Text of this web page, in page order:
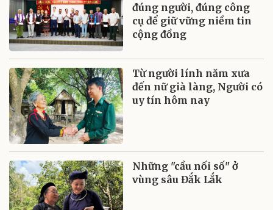
đúng người, đúng công
cụ để giữ vững niềm tin
cộng đồng
Từ người lính năm xưa
đến nữ già làng, Người có
uy tín hôm nay
Những "cầu nối số" ở
vùng sâu Đắk Lắk